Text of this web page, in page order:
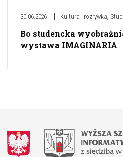
30.06.2026 Kultura i rozrywka,
Bo studencka
wystawa IMAGINARIA